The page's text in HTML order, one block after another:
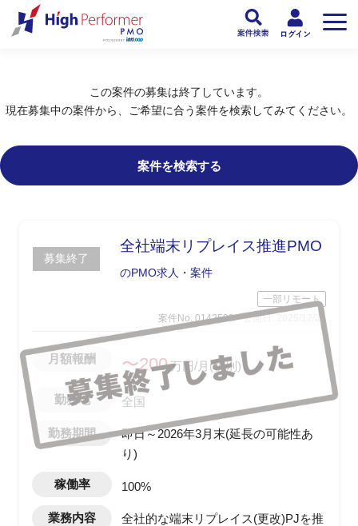
この案件の募集は終了しています。
現在募集中の案件から、ご希望に合う案件を検索してみてください。
案件を検索する
募集終了
全社端末リプレイス推進PMO
のPMO求人・案件
一部リモート
案件No. 0142599 公開日: 2025/12/24
月額報酬 〜200万円/月(税別)
勤務地 全国
勤務期間
即日～2026年3月末(延長の可能性あ
り)
稼働率 100%
業務内容
全社的な端末リプレイス(更改)PJを推